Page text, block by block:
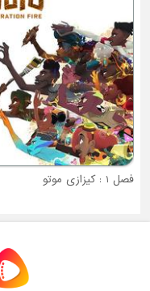
فصل 2 : بیم کوچولوی قدرتمند